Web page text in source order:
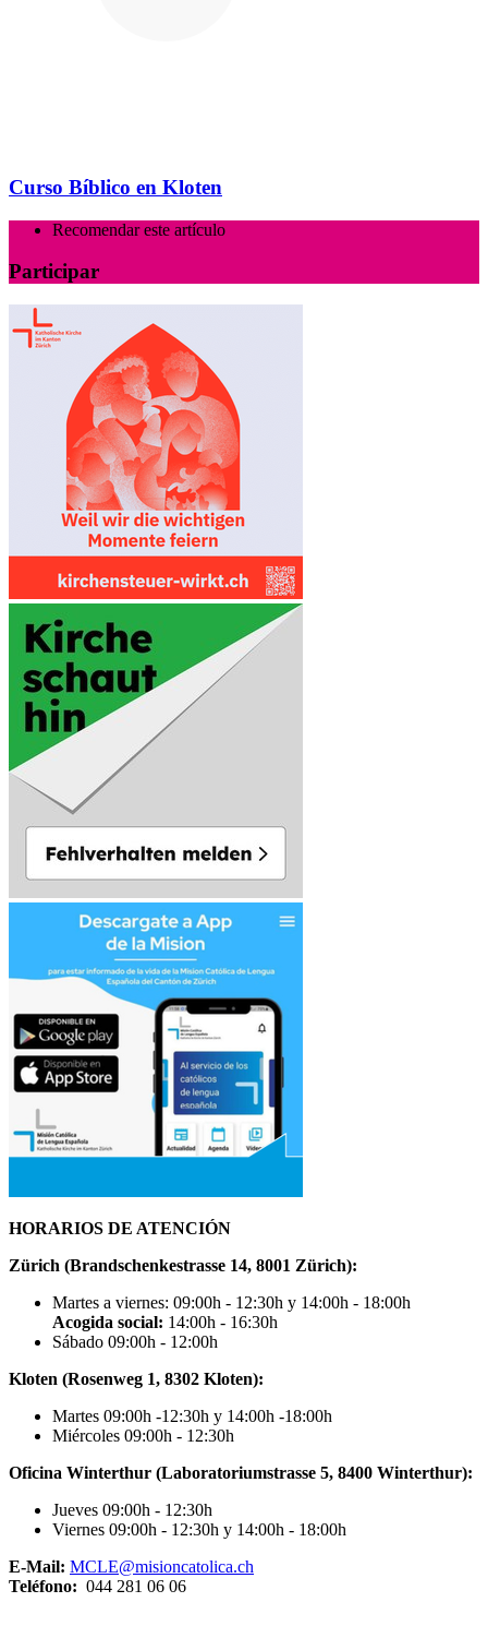
Curso Bíblico en Kloten
Recomendar este artículo
Participar
HORARIOS DE ATENCIÓN
Zürich (Brandschenkestrasse 14, 8001 Zürich):
Martes a viernes: 09:00h - 12:30h y 14:00h - 18:00h
Acogida social: 14:00h - 16:30h
Sábado 09:00h - 12:00h
Kloten (Rosenweg 1, 8302 Kloten):
Martes 09:00h -12:30h y 14:00h -18:00h
Miércoles 09:00h - 12:30h
Oficina Winterthur (Laboratoriumstrasse 5, 8400 Winterthur):
Jueves 09:00h - 12:30h
Viernes 09:00h - 12:30h y 14:00h - 18:00h
E-Mail: MCLE@misioncatolica.ch
Teléfono: 044 281 06 06